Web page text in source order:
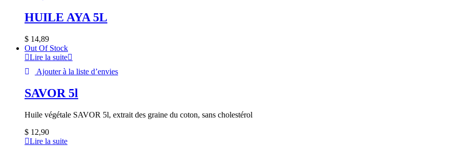
HUILE AYA 5L
$ 14,89
Out Of Stock
Lire la suite
Ajouter à la liste d’envies
SAVOR 5l
Huile végétale SAVOR 5l, extrait des graine du coton, sans cholestérol
$ 12,90
Lire la suite